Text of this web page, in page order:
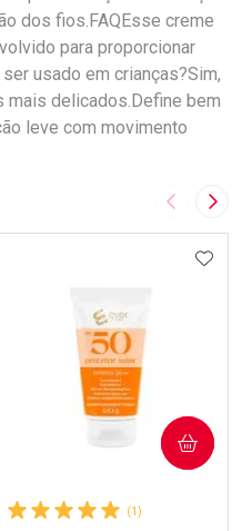
dos fios.FAQEsse creme
para proporcionar
usado em crianças?Sim,
mais delicados.Define bem
leve com movimento
Imagem
AOS FAVORITOS
(1)
COMPRAR